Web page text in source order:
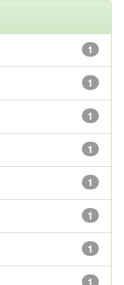
1
1
1
1
1
1
1
1